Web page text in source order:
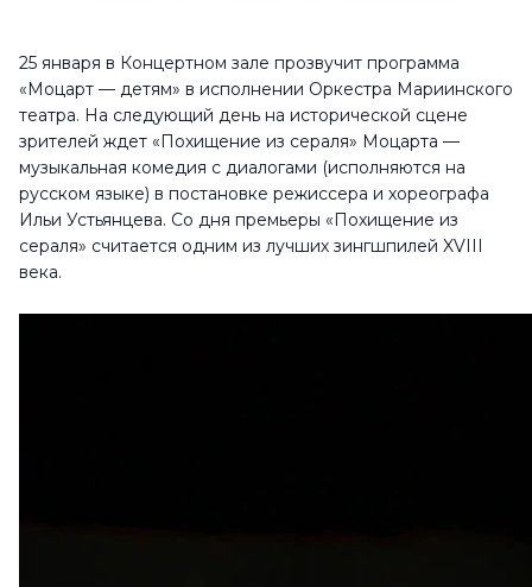
25 января в Концертном зале прозвучит программа
«Моцарт — детям» в исполнении Оркестра Мариинского
театра. На следующий день на исторической сцене
зрителей ждет «Похищение из сераля» Моцарта —
музыкальная комедия с диалогами (исполняются на
русском языке) в постановке режиссера и хореографа
Ильи Устьянцева. Со дня премьеры «Похищение из
сераля» считается одним из лучших зингшпилей XVIII
века.